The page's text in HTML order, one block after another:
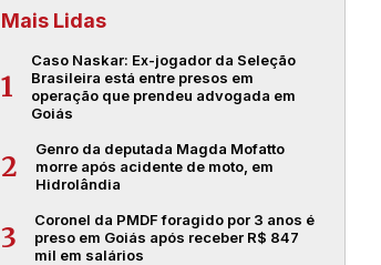
Mais Lidas
1
Caso Naskar: Ex-jogador da Seleção
Brasileira está entre presos em
operação que prendeu advogada em
Goiás
2
Genro da deputada Magda Mofatto
morre após acidente de moto, em
Hidrolândia
3
Coronel da PMDF foragido por 3 anos é
preso em Goiás após receber R$ 847
mil em salários